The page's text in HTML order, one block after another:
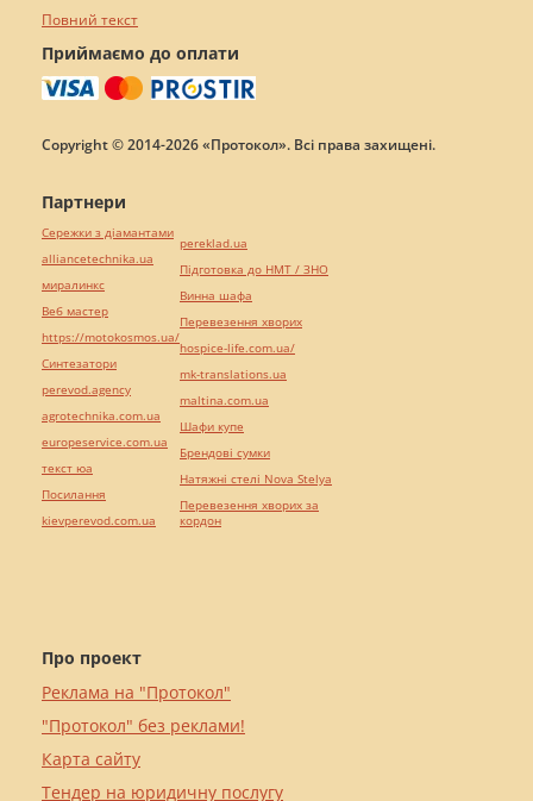
Повний текст
Приймаємо до оплати
Copyright © 2014-2026 «Протокол». Всі права захищені.
Про проект
Реклама на "Протокол"
"Протокол" без реклами!
Карта сайту
Тендер на юридичну послугу
Партнери
Сережки з діамантами
alliancetechnika.ua
миралинкс
Веб мастер
https://motokosmos.ua/
Синтезатори
perevod.agency
agrotechnika.com.ua
europeservice.com.ua
текст юа
Посилання
kievperevod.com.ua
pereklad.ua
Підготовка до НМТ / ЗНО
Винна шафа
Перевезення хворих
hospice-life.com.ua/
mk-translations.ua
maltina.com.ua
Шафи купе
Брендові сумки
Натяжні стелі Nova Stelya
Перевезення хворих за
кордон